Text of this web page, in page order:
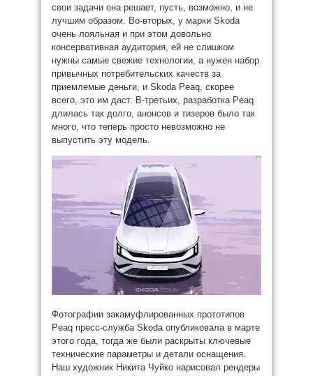
свои задачи она решает, пусть, возможно, и не
лучшим образом. Во-вторых, у марки Skoda
очень лояльная и при этом довольно
консервативная аудитория, ей не слишком
нужны самые свежие технологии, а нужен набор
привычных потребительских качеств за
приемлемые деньги, и Skoda Peaq, скорее
всего, это им даст. В-третьих, разработка Peaq
длилась так долго, анонсов и тизеров было так
много, что теперь просто невозможно не
выпустить эту модель.
Фотографии закамуфлированных прототипов
Peaq пресс-служба Skoda опубликовала в марте
этого года, тогда же были раскрыты ключевые
технические параметры и детали оснащения.
Наш художник Никита Чуйко нарисовал рендеры